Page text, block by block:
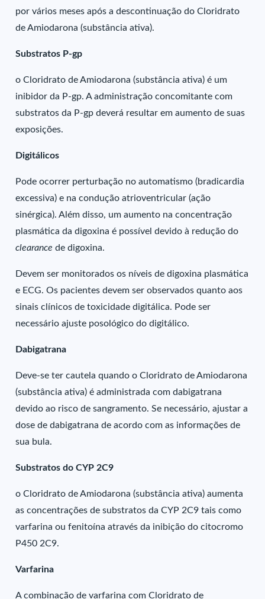
por vários meses após a descontinuação do Cloridrato
de Amiodarona (substância ativa).
Substratos P-gp
o Cloridrato de Amiodarona (substância ativa) é um
inibidor da P-gp. A administração concomitante com
substratos da P-gp deverá resultar em aumento de suas
exposições.
Digitálicos
Pode ocorrer perturbação no automatismo (bradicardia
excessiva) e na condução atrioventricular (ação
sinérgica). Além disso, um aumento na concentração
plasmática da digoxina é possível devido à redução do
clearancede digoxina.
Devem ser monitorados os níveis de digoxina plasmática
e ECG. Os pacientes devem ser observados quanto aos
sinais clínicos de toxicidade digitálica. Pode ser
necessário ajuste posológico do digitálico.
Dabigatrana
Deve-se ter cautela quando o Cloridrato de Amiodarona
(substância ativa) é administrada com dabigatrana
devido ao risco de sangramento. Se necessário, ajustar a
dose de dabigatrana de acordo com as informações de
sua bula.
Substratos do CYP 2C9
o Cloridrato de Amiodarona (substância ativa) aumenta
as concentrações de substratos da CYP 2C9 tais como
varfarina ou fenitoína através da inibição do citocromo
P450 2C9.
Varfarina
A combinação de varfarina com Cloridrato de